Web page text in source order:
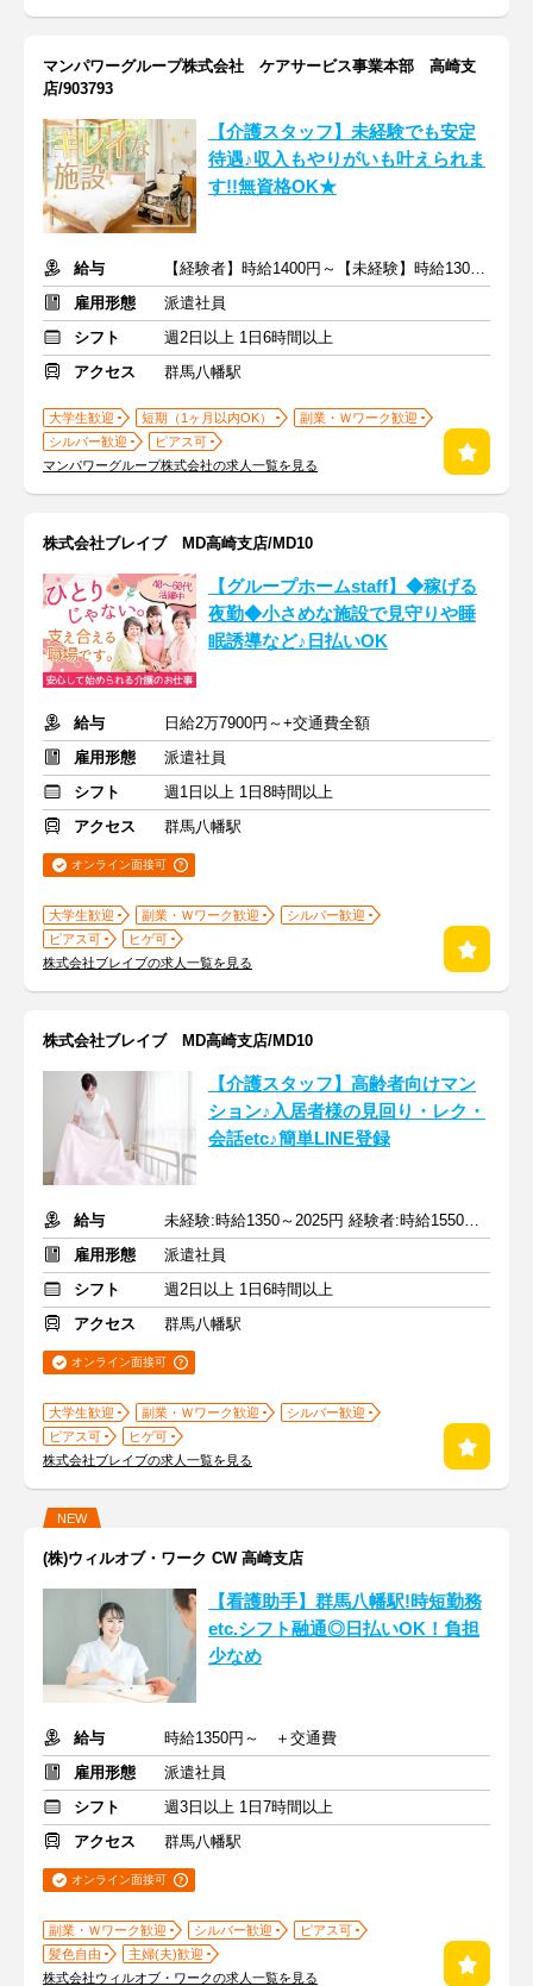
マンパワーグループ株式会社 ケアサービス事業本部 高崎支
店/903793
【介護スタッフ】未経験でも安定
待遇♪収入もやりがいも叶えられま
す!!無資格OK★
給与
【経験者】時給1400円～【未経験】時給1300円～ ※交通費全額
雇用形態
派遣社員
シフト
週2日以上 1日6時間以上
アクセス
群馬八幡駅
大学生歓迎 短期（1ヶ月以内OK）
副業・Ｗワーク歓迎
シルバー歓迎
ピアス可
マンパワーグループ株式会社の求人一覧を見る
株式会社ブレイブ MD高崎支店/MD10
【グループホームstaff】◆稼げる
夜勤◆小さめな施設で見守りや睡
眠誘導など♪日払いOK
給与
日給2万7900円～+交通費全額
雇用形態
派遣社員
シフト
週1日以上 1日8時間以上
アクセス
群馬八幡駅
オンライン面接可
大学生歓迎 副業・Ｗワーク歓迎
シルバー歓迎
ピアス可
ヒゲ可
株式会社ブレイブの求人一覧を見る
株式会社ブレイブ MD高崎支店/MD10
【介護スタッフ】高齢者向けマン
ション♪入居者様の見回り・レク・
会話etc♪簡単LINE登録
給与
未経験:時給1350～2025円 経験者:時給1550～2325円+交通費全額
雇用形態
派遣社員
シフト
週2日以上 1日6時間以上
アクセス
群馬八幡駅
オンライン面接可
大学生歓迎 副業・Ｗワーク歓迎
シルバー歓迎
ピアス可
ヒゲ可
株式会社ブレイブの求人一覧を見る
NEW
(株)ウィルオブ・ワーク CW 高崎支店
【看護助手】群馬八幡駅!時短勤務
etc.シフト融通◎日払いOK！負担
少なめ
給与
時給1350円～ ＋交通費
雇用形態
派遣社員
シフト
週3日以上 1日7時間以上
アクセス
群馬八幡駅
オンライン面接可
副業・Ｗワーク歓迎 シルバー歓迎
ピアス可
髪色自由
主婦(夫)歓迎
株式会社ウィルオブ・ワークの求人一覧を見る